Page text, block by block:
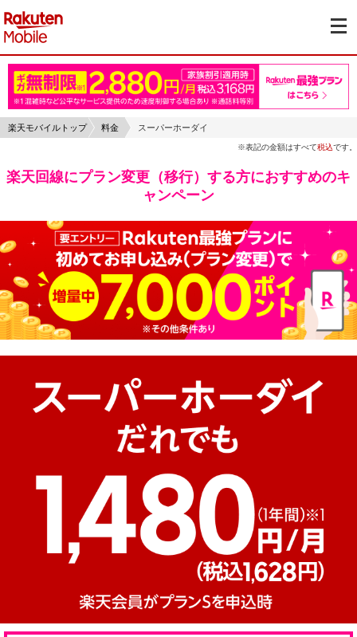
楽天モバイルトップ 料金 スーパーホーダイ
※表記の金額はすべて税込です。
楽天回線にプラン変更（移行）する方におすすめのキ
ャンペーン